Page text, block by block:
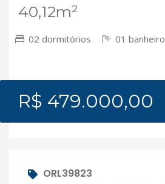
40,12m²
02 dormitórios 01 banheiro
R$ 479.000,00
ORL39823